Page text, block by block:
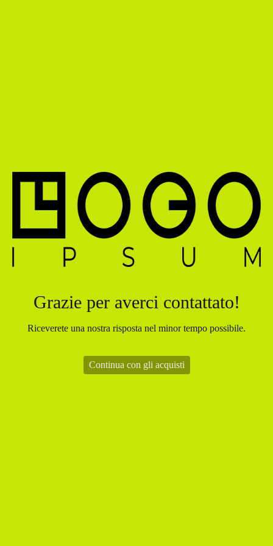
Grazie per averci contattato!
Riceverete una nostra risposta nel minor tempo possibile.
Continua con gli acquisti